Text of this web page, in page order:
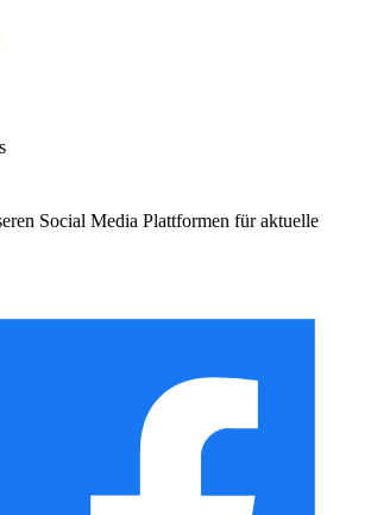
Social Media Plattformen für aktuelle